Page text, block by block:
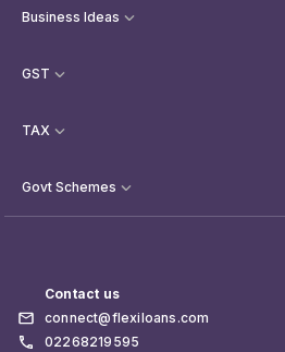
Business Ideas
GST
TAX
Govt Schemes
Contact us
connect@flexiloans.com
02268219595